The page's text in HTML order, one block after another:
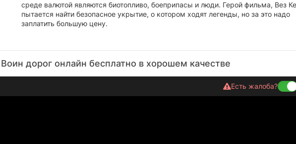
среде валютой являются биотопливо, боеприпасы и люди. Герой фильма, Вез
пытается найти безопасное укрытие, о котором ходят легенды, но за это надо
заплатить большую цену.
Воин дорог онлайн бесплатно в хорошем качестве
Есть жалоба?